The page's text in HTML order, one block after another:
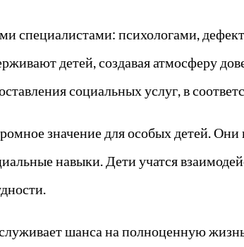
специалистами: психологами,
детей, создавая атмосферу
социальных услуг, в
значение для особых детей. Они
навыки. Дети учатся
шанса на полноценную